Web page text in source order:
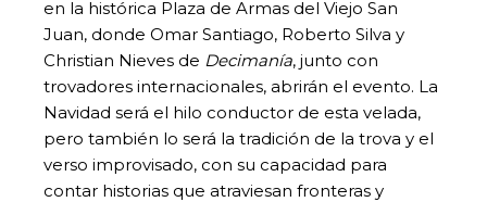
en la histórica Plaza de Armas del Viejo San
Juan, donde Omar Santiago, Roberto Silva y
Christian Nieves de Decimanía, junto con
trovadores internacionales, abrirán el evento. La
Navidad será el hilo conductor de esta velada,
pero también lo será la tradición de la trova y el
verso improvisado, con su capacidad para
contar historias que atraviesan fronteras y